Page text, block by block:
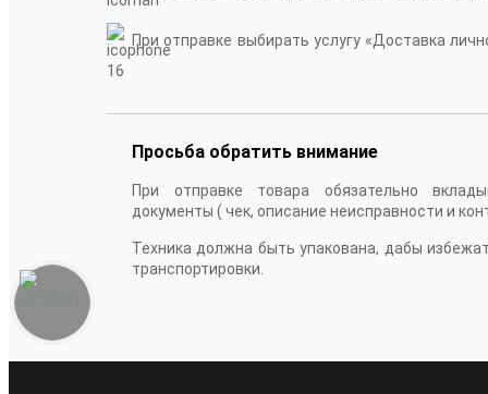
При отправке выбирать услугу «Доставка
16
Просьба обратить внимание
При отправке товара обязательно
документы ( чек, описание неисправности и
Техника должна быть упакована, дабы
транспортировки.